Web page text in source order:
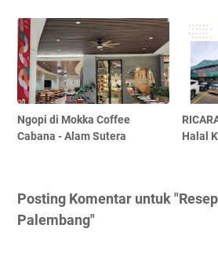
Ngopi di Mokka Coffee
Cabana - Alam Sutera
Halal
Posting Komentar untuk
Palembang"